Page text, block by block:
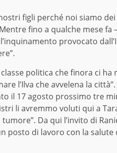
figli perché noi siamo
fino a qualche mese fa
provocato
politica che finora ci
l’Ilva che avvelena la
il 17 agosto prossimo tre
li avremmo voluti qui a
Da qui l’invito di
posto di lavoro con la salute